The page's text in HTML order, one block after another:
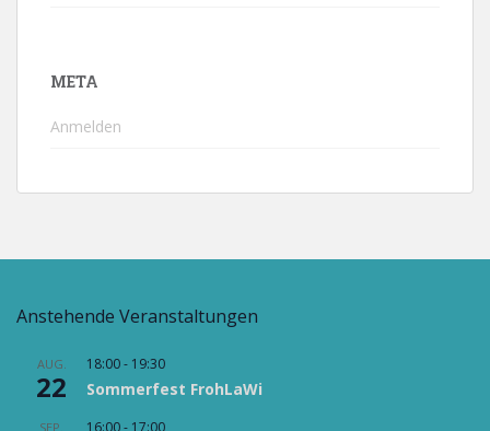
META
Anmelden
Anstehende Veranstaltungen
AUG.
22
18:00- 19:30
Sommerfest FrohLaWi
SEP. 16:00- 17:00